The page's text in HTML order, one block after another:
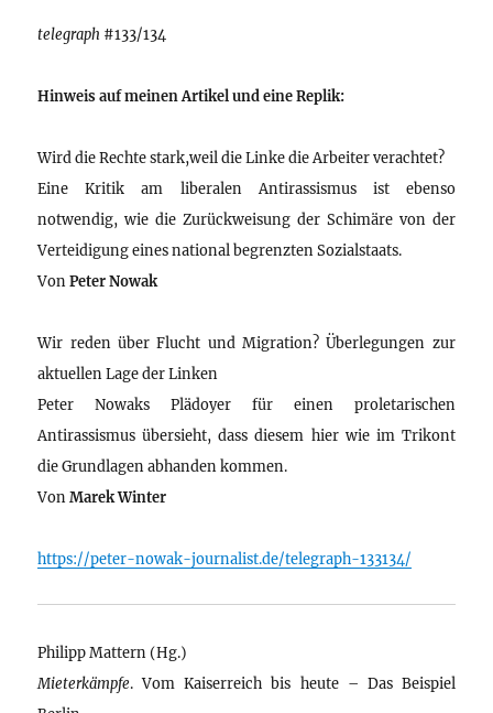
telegraph #133/134
Hinweis auf meinen Artikel und eine Replik:
Wird die Rechte stark,weil die Linke die Arbeiter verachtet?
Eine Kritik am liberalen Antirassismus ist ebenso
notwendig, wie die Zurückweisung der Schimäre von der
Verteidigung eines national begrenzten Sozialstaats.
VonPeter Nowak
Wir reden über Flucht und Migration? Überlegungen zur
aktuellen Lage der Linken
Peter Nowaks Plädoyer für einen proletarischen
Antirassismus übersieht, dass diesem hier wie im Trikont
die Grundlagen abhanden kommen.
VonMarek Winter
https://peter-nowak-journalist.de/telegraph-133134/
Philipp Mattern (Hg.)
Mieterkämpfe. Vom Kaiserreich bis heute – Das Beispiel